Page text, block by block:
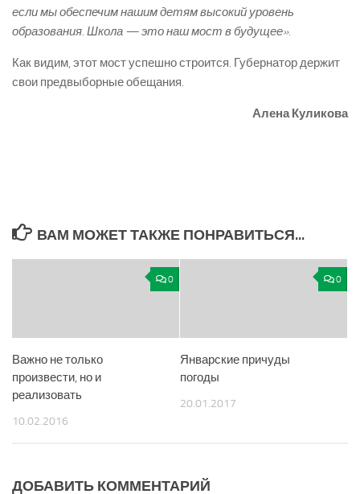
если мы обеспечим нашим детям высокий уровень
образования. Школа — это наш мост в будущее».
Как видим, этот мост успешно строится. Губернатор держит
свои предвыборные обещания.
Алена Куликова
ВАМ МОЖЕТ ТАКЖЕ ПОНРАВИТЬСЯ...
0
Важно не только
произвести, но и
реализовать
10.02.2016
0
Январские причуды
погоды
20.01.2017
ДОБАВИТЬ КОММЕНТАРИЙ